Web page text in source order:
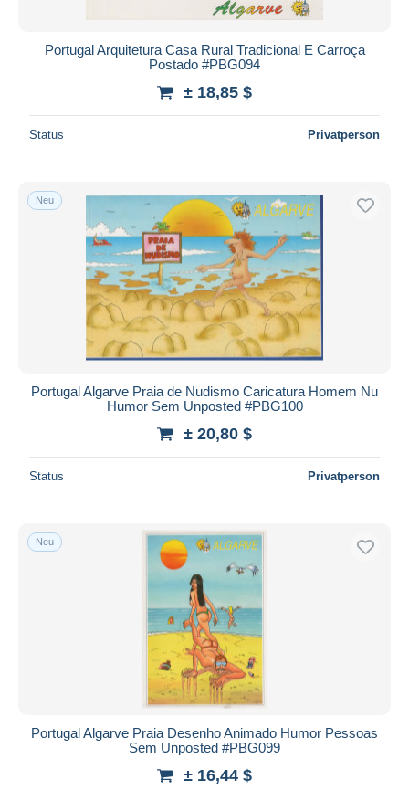
Portugal Arquitetura Casa Rural Tradicional E Carroça
Postado #PBG094
± 18,85 $
Status Privatperson
Neu
Portugal Algarve Praia de Nudismo Caricatura Homem Nu
Humor Sem Unposted #PBG100
± 20,80 $
Status Privatperson
Neu
Portugal Algarve Praia Desenho Animado Humor Pessoas
Sem Unposted #PBG099
± 16,44 $